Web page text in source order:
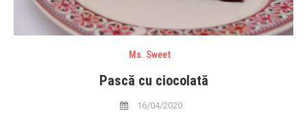
Ms. Sweet
Pască cu ciocolată
16/04/2020